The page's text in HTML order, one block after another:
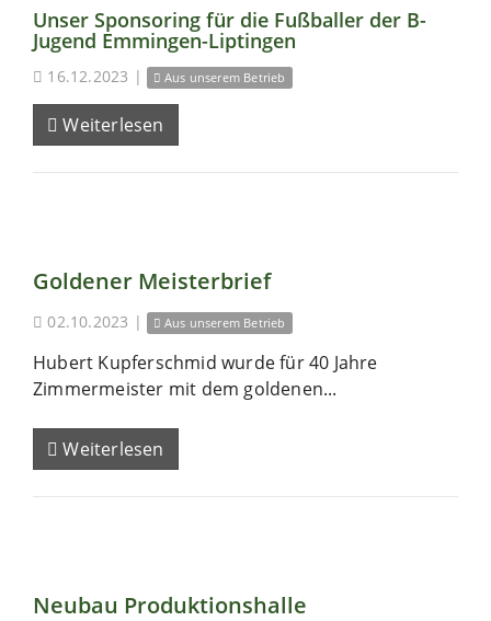
Unser Sponsoring für die Fußballer der B-
Jugend Emmingen-Liptingen
16.12.2023 | Aus unserem Betrieb
Weiterlesen
Goldener Meisterbrief
02.10.2023 | Aus unserem Betrieb
Hubert Kupferschmid wurde für 40 Jahre
Zimmermeister mit dem goldenen...
Weiterlesen
Neubau Produktionshalle